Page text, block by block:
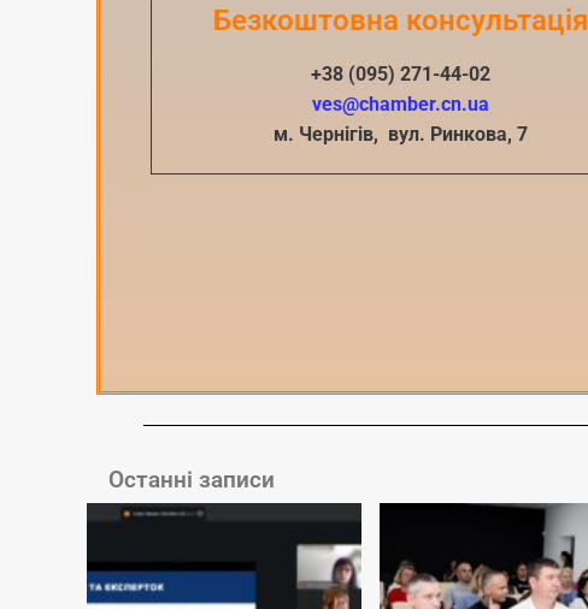
Безкоштовна консультація
+38 (095) 271-44-02
ves@chamber.cn.ua
м. Чернігів, вул. Ринкова, 7
Останні записи